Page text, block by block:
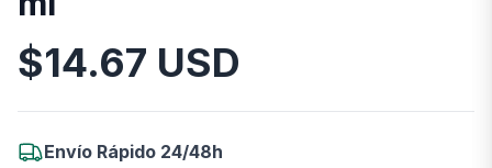
Información del Producto
$14.67 USD
Envío Rápido 24/48h